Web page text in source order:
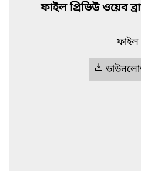
ফাইল প্রিভিউ ওয়েব
ফাইল